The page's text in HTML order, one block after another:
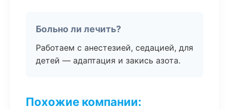
Больно ли лечить?
Работаем с анестезией, седацией, для
детей — адаптация и закись азота.
Похожие компании: